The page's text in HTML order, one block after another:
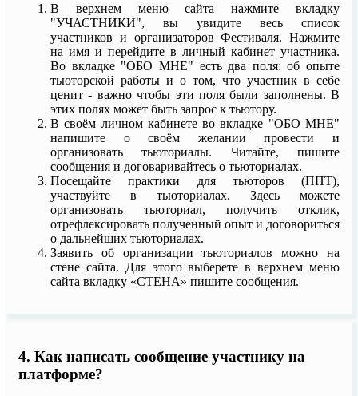
В верхнем меню сайта нажмите вкладку
"УЧАСТНИКИ", вы увидите весь список
участников и организаторов Фестиваля. Нажмите
на имя и перейдите в личный кабинет участника.
Во вкладке "ОБО МНЕ" есть два поля: об опыте
тьюторской работы и о том, что участник в себе
ценит - важно чтобы эти поля были заполнены. В
этих полях может быть запрос к тьютору.
В своём личном кабинете во вкладке "ОБО МНЕ"
напишите о своём желании провести и
организовать тьюториалы. Читайте, пишите
сообщения и договаривайтесь о тьюториалах.
Посещайте практики для тьюторов (ППТ),
участвуйте в тьюториалах. Здесь можете
организовать тьюториал, получить отклик,
отрефлексировать полученный опыт и договориться
о дальнейших тьюториалах.
Заявить об организации тьюториалов можно на
стене сайта. Для этого выберете в верхнем меню
сайта вкладку «СТЕНА» пишите сообщения.
4. Как написать сообщение участнику на
платформе?